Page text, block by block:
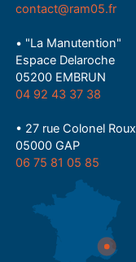
contact@ram05.fr
• "La Manutention"
Espace Delaroche
05200 EMBRUN
04 92 43 37 38
• 27 rue Colonel Roux
05000 GAP
06 75 81 05 85